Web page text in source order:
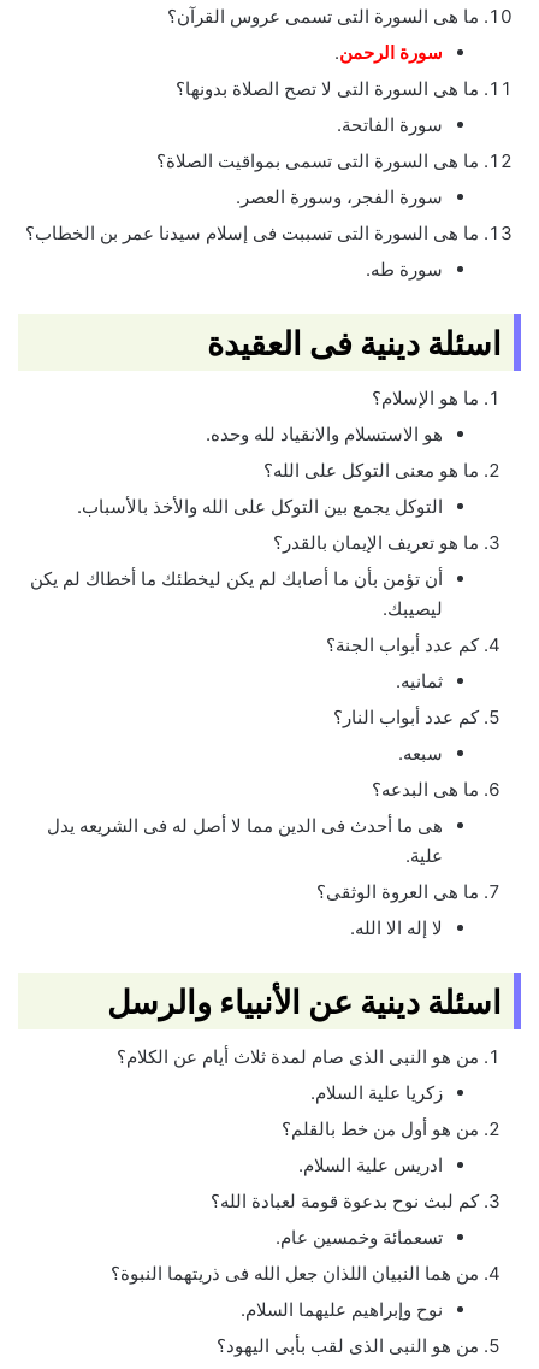
ما هى السورة التى تسمى عروس القرآن؟
سورة الرحمن.
ما هى السورة التى لا تصح الصلاة بدونها؟
سورة الفاتحة.
ما هى السورة التى تسمى بمواقيت الصلاة؟
سورة الفجر، وسورة العصر.
ما هى السورة التى تسببت فى إسلام سيدنا عمر بن الخطاب؟
سورة طه.
اسئلة دينية فى العقيدة
ما هو الإسلام؟
هو الاستسلام والانقياد لله وحده.
ما هو معنى التوكل على الله؟
التوكل يجمع بين التوكل على الله والأخذ بالأسباب.
ما هو تعريف الإيمان بالقدر؟
أن تؤمن بأن ما أصابك لم يكن ليخطئك ما أخطاك لم يكن
ليصيبك.
كم عدد أبواب الجنة؟
ثمانيه.
كم عدد أبواب النار؟
سبعه.
ما هى البدعه؟
هى ما أحدث فى الدين مما لا أصل له فى الشريعه يدل
علية.
ما هى العروة الوثقى؟
لا إله الا الله.
اسئلة دينية عن الأنبياء والرسل
من هو النبى الذى صام لمدة ثلاث أيام عن الكلام؟
زكريا علية السلام.
من هو أول من خط بالقلم؟
ادريس علية السلام.
كم لبث نوح بدعوة قومة لعبادة الله؟
تسعمائة وخمسين عام.
من هما النبيان اللذان جعل الله فى ذريتهما النبوة؟
نوح وإبراهيم عليهما السلام.
من هو النبى الذى لقب بأبى اليهود؟